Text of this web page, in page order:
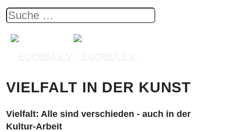
VIELFALT IN DER KUNST
Vielfalt: Alle sind verschieden - auch in der
Kultur-Arbeit